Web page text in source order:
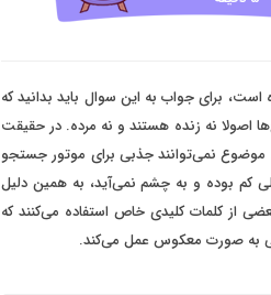
برای جواب به این سوال باید بدانید که
اصولا نه زنده هستند و نه مرده. در حقیقت
موضوع نمی‌توانند جذبی برای موتور جستجو
کم بوده و به چشم نمی‌آید، به همین دلیل
از کلمات کلیدی خاص استفاده می‌کنند که
به صورت معکوس عمل می‌کند.